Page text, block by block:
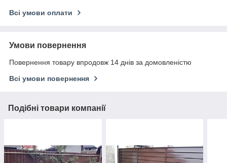
Всі умови оплати
Умови повернення
Повернення товару впродовж 14 днів за домовленістю
Всі умови повернення
Подібні товари компанії